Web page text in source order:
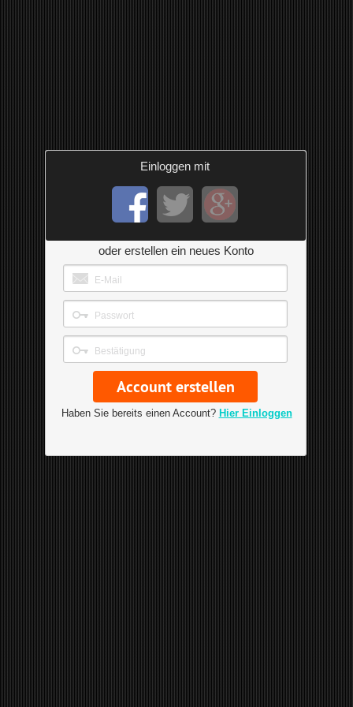
Einloggen mit
oder erstellen ein neues Konto
Haben Sie bereits einen Account? Hier Einloggen